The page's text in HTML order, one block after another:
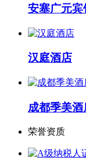
安塞广元宾
汉庭酒店
成都季美酒
荣誉资质